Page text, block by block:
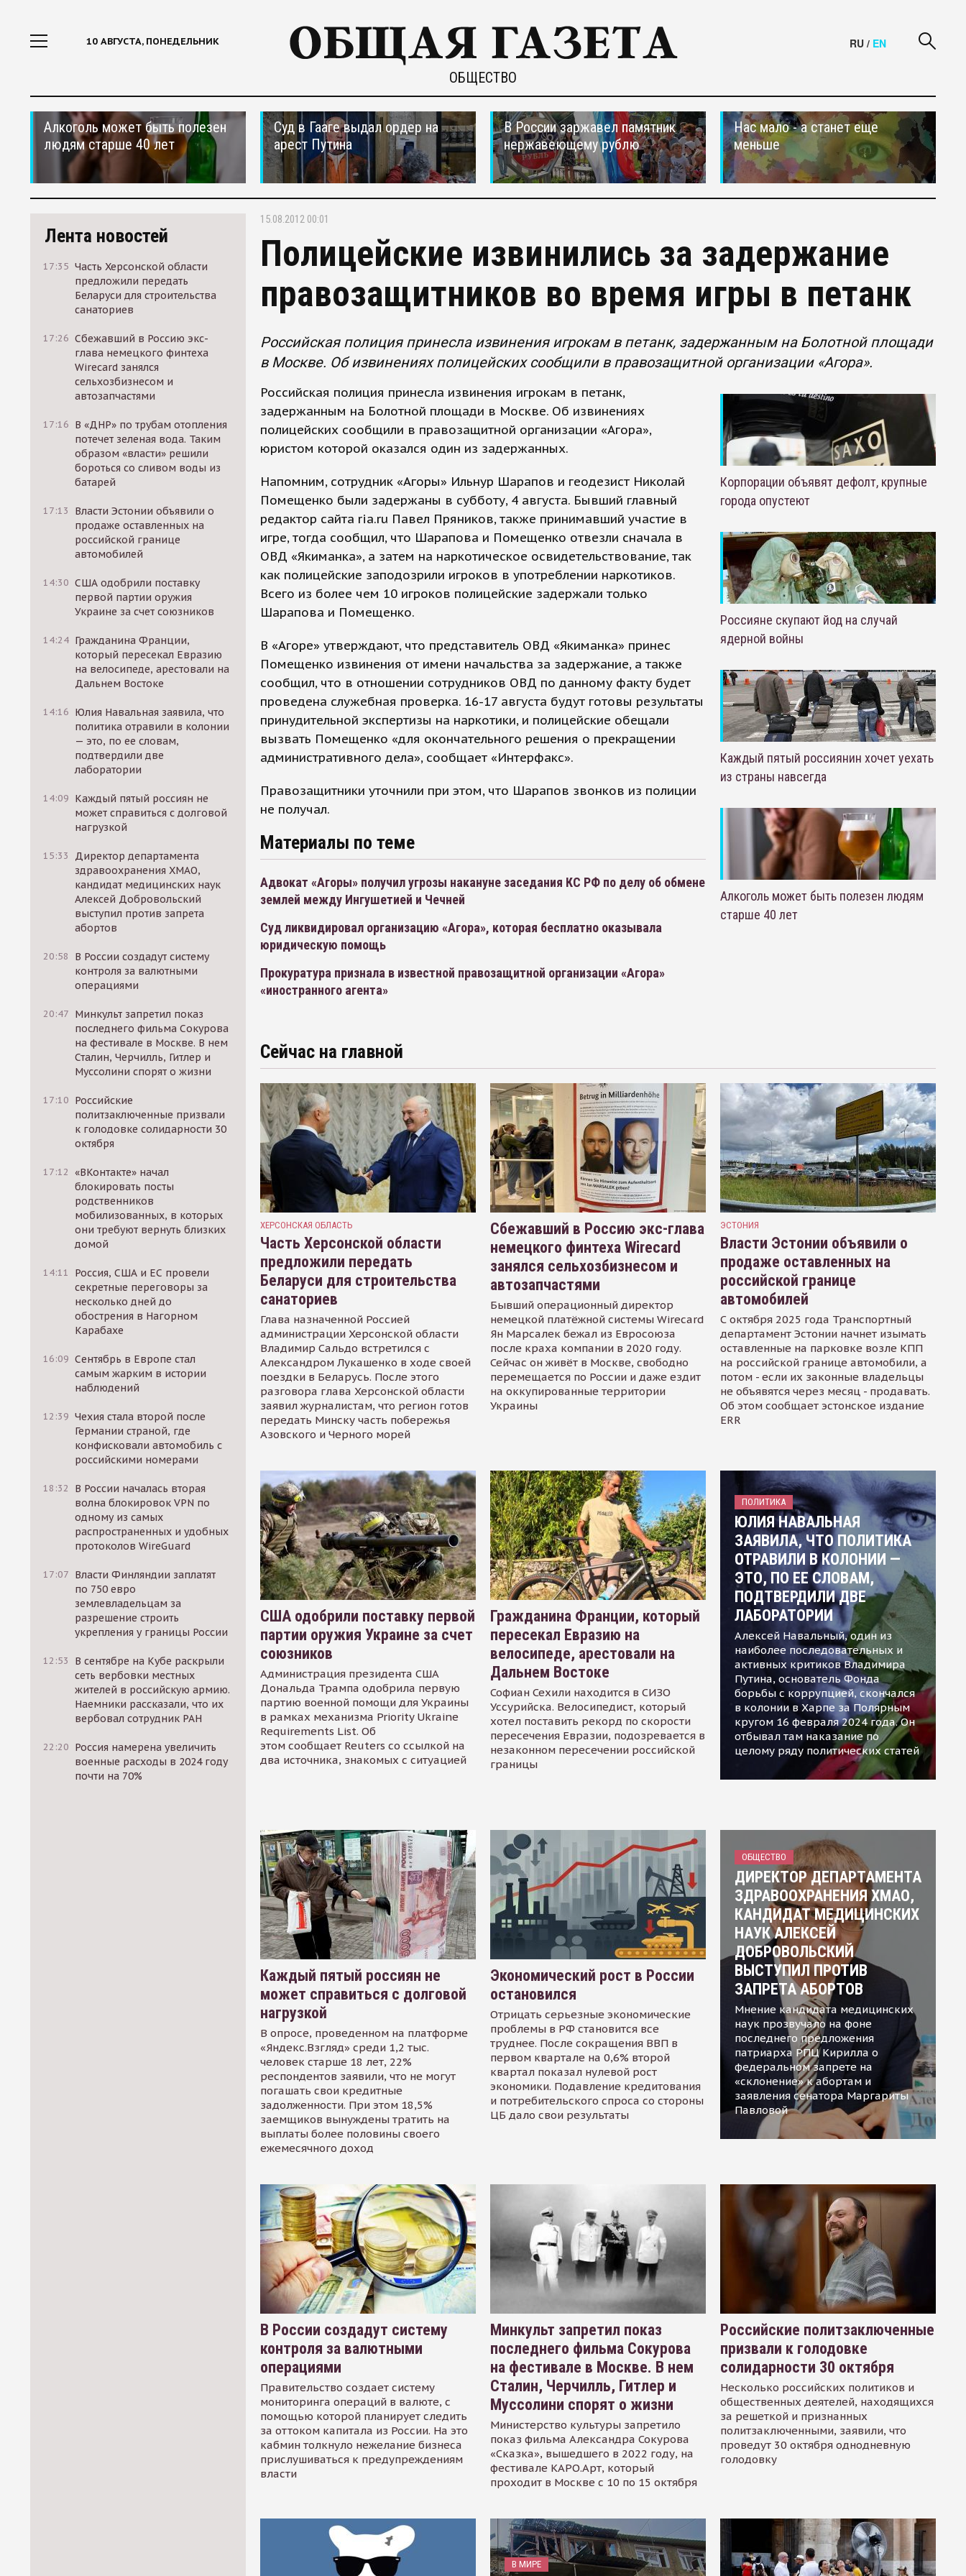
10 АВГУСТА, ПОНЕДЕЛЬНИК
ОБЩЕСТВО
RU / EN
Алкоголь может быть полезен
людям старше 40 лет
Суд в Гааге выдал ордер на
арест Путина
В России заржавел памятник
нержавеющему рублю
Нас мало - а станет еще
меньше
Лента новостей
17:35 Часть Херсонской области
предложили передать
Беларуси для строительства
санаториев
17:26 Сбежавший в Россию экс-
глава немецкого финтеха
Wirecard занялся
сельхозбизнесом и
автозапчастями
17:16 В «ДНР» по трубам отопления
потечет зеленая вода. Таким
образом «власти» решили
бороться со сливом воды из
батарей
17:13
Власти Эстонии объявили о
продаже оставленных на
российской границе
автомобилей
14:30 США одобрили поставку
первой партии оружия
Украине за счет союзников
14:24 Гражданина Франции,
который пересекал Евразию
на велосипеде, арестовали на
Дальнем Востоке
14:16 Юлия Навальная заявила, что
политика отравили в колонии
— это, по ее словам,
подтвердили две
лаборатории
14:09 Каждый пятый россиян не
может справиться с долговой
нагрузкой
15:33
Директор департамента
здравоохранения ХМАО,
кандидат медицинских наук
Алексей Добровольский
выступил против запрета
абортов
20:58
В России создадут систему
контроля за валютными
операциями
20:47 Минкульт запретил показ
последнего фильма Сокурова
на фестивале в Москве. В нем
Сталин, Черчилль, Гитлер и
Муссолини спорят о жизни
17:10 Российские
политзаключенные призвали
к голодовке солидарности 30
октября
17:12 «ВКонтакте» начал
блокировать посты
родственников
мобилизованных, в которых
они требуют вернуть близких
домой
14:11
Россия, США и ЕС провели
секретные переговоры за
несколько дней до
обострения в Нагорном
Карабахе
16:09 Сентябрь в Европе стал
самым жарким в истории
наблюдений
12:39 Чехия стала второй после
Германии страной, где
конфисковали автомобиль с
российскими номерами
18:32
В России началась вторая
волна блокировок VPN по
одному из самых
распространенных и удобных
протоколов WireGuard
17:07 Власти Финляндии заплатят
по 750 евро
землевладельцам за
разрешение строить
укрепления у границы России
12:53
В сентябре на Кубе раскрыли
сеть вербовки местных
жителей в российскую армию.
Наемники рассказали, что их
вербовал сотрудник РАН
22:20 Россия намерена увеличить
военные расходы в 2024 году
почти на 70%
15.08.2012 00:01
Полицейские извинились за задержание
правозащитников во время игры в петанк
Российская полиция принесла извинения игрокам в петанк, задержанным на Болотной площади
в Москве. Об извинениях полицейских сообщили в правозащитной организации «Агора».
Российская полиция принесла извинения игрокам в петанк,
задержанным на Болотной площади в Москве. Об извинениях
полицейских сообщили в правозащитной организации «Агора»,
юристом которой оказался один из задержанных.
Напомним, сотрудник «Агоры» Ильнур Шарапов и геодезист Николай
Помещенко были задержаны в субботу, 4 августа. Бывший главный
редактор сайта ria.ru Павел Пряников, также принимавший участие в
игре, тогда сообщил, что Шарапова и Помещенко отвезли сначала в
ОВД «Якиманка», а затем на наркотическое освидетельствование, так
как полицейские заподозрили игроков в употреблении наркотиков.
Всего из более чем 10 игроков полицейские задержали только
Шарапова и Помещенко.
В «Агоре» утверждают, что представитель ОВД «Якиманка» принес
Помещенко извинения от имени начальства за задержание, а также
сообщил, что в отношении сотрудников ОВД по данному факту будет
проведена служебная проверка. 16-17 августа будут готовы результаты
принудительной экспертизы на наркотики, и полицейские обещали
вызвать Помещенко «для окончательного решения о прекращении
административного дела», сообщает «Интерфакс».
Правозащитники уточнили при этом, что Шарапов звонков из полиции
не получал.
Материалы по теме
Адвокат «Агоры» получил угрозы накануне заседания КС РФ по делу об обмене
землей между Ингушетией и Чечней
Суд ликвидировал организацию «Агора», которая бесплатно оказывала
юридическую помощь
Прокуратура признала в известной правозащитной организации «Агора»
«иностранного агента»
Корпорации объявят дефолт, крупные
города опустеют
Россияне скупают йод на случай
ядерной войны
Каждый пятый россиянин хочет уехать
из страны навсегда
Алкоголь может быть полезен людям
старше 40 лет
Сейчас на главной
ХЕРСОНСКАЯ ОБЛАСТЬ
Часть Херсонской области
предложили передать
Беларуси для строительства
санаториев
Глава назначенной Россией
администрации Херсонской области
Владимир Сальдо встретился с
Александром Лукашенко в ходе своей
поездки в Беларусь. После этого
разговора глава Херсонской области
заявил журналистам, что регион готов
передать Минску часть побережья
Азовского и Черного морей
Сбежавший в Россию экс-глава
немецкого финтеха Wirecard
занялся сельхозбизнесом и
автозапчастями
Бывший операционный директор
немецкой платёжной системы Wirecard
Ян Марсалек бежал из Евросоюза
после краха компании в 2020 году.
Сейчас он живёт в Москве, свободно
перемещается по России и даже ездит
на оккупированные территории
Украины
ЭСТОНИЯ
Власти Эстонии объявили о
продаже оставленных на
российской границе
автомобилей
С октября 2025 года Транспортный
департамент Эстонии начнет изымать
оставленные на парковке возле КПП
на российской границе автомобили, а
потом - если их законные владельцы
не объявятся через месяц - продавать.
Об этом сообщает эстонское издание
ERR
США одобрили поставку первой
партии оружия Украине за счет
союзников
Администрация президента США
Дональда Трампа одобрила первую
партию военной помощи для Украины
в рамках механизма Priority Ukraine
Requirements List. Об
этом сообщает Reuters со ссылкой на
два источника, знакомых с ситуацией
Гражданина Франции, который
пересекал Евразию на
велосипеде, арестовали на
Дальнем Востоке
Софиан Сехили находится в СИЗО
Уссурийска. Велосипедист, который
хотел поставить рекорд по скорости
пересечения Евразии, подозревается в
незаконном пересечении российской
границы
ПОЛИТИКА
ЮЛИЯ НАВАЛЬНАЯ
ЗАЯВИЛА, ЧТО ПОЛИТИКА
ОТРАВИЛИ В КОЛОНИИ —
ЭТО, ПО ЕЕ СЛОВАМ,
ПОДТВЕРДИЛИ ДВЕ
ЛАБОРАТОРИИ
Алексей Навальный, один из
наиболее последовательных и
активных критиков Владимира
Путина, основатель Фонда
борьбы с коррупцией, скончался
в колонии в Харпе за Полярным
кругом 16 февраля 2024 года. Он
отбывал там наказание по
целому ряду политических статей
Каждый пятый россиян не
может справиться с долговой
нагрузкой
В опросе, проведенном на платформе
«Яндекс.Взгляд» среди 1,2 тыс.
человек старше 18 лет, 22%
респондентов заявили, что не могут
погашать свои кредитные
задолженности. При этом 18,5%
заемщиков вынуждены тратить на
выплаты более половины своего
ежемесячного доход
Экономический рост в России
остановился
Отрицать серьезные экономические
проблемы в РФ становится все
труднее. После сокращения ВВП в
первом квартале на 0,6% второй
квартал показал нулевой рост
экономики. Подавление кредитования
и потребительского спроса со стороны
ЦБ дало свои результаты
ОБЩЕСТВО
ДИРЕКТОР ДЕПАРТАМЕНТА
ЗДРАВООХРАНЕНИЯ ХМАО,
КАНДИДАТ МЕДИЦИНСКИХ
НАУК АЛЕКСЕЙ
ДОБРОВОЛЬСКИЙ
ВЫСТУПИЛ ПРОТИВ
ЗАПРЕТА АБОРТОВ
Мнение кандидата медицинских
наук прозвучало на фоне
последнего предложения
патриарха РПЦ Кирилла о
федеральном запрете на
«склонение» к абортам и
заявления сенатора Маргариты
Павловой
В России создадут систему
контроля за валютными
операциями
Правительство создает систему
мониторинга операций в валюте, с
помощью которой планирует следить
за оттоком капитала из России. На это
кабмин толкнуло нежелание бизнеса
прислушиваться к предупреждениям
власти
Минкульт запретил показ
последнего фильма Сокурова
на фестивале в Москве. В нем
Сталин, Черчилль, Гитлер и
Муссолини спорят о жизни
Министерство культуры запретило
показ фильма Александра Сокурова
«Сказка», вышедшего в 2022 году, на
фестивале КАРО.Арт, который
проходит в Москве с 10 по 15 октября
Российские политзаключенные
призвали к голодовке
солидарности 30 октября
Несколько российских политиков и
общественных деятелей, находящихся
за решеткой и признанных
политзаключенными, заявили, что
проведут 30 октября однодневную
голодовку
В МИРЕ